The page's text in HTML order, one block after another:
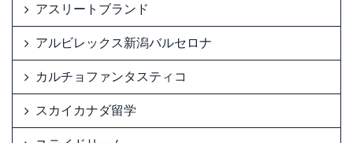
アスリートブランド
アルビレックス新潟バルセロナ
カルチョファンタスティコ
スカイカナダ留学